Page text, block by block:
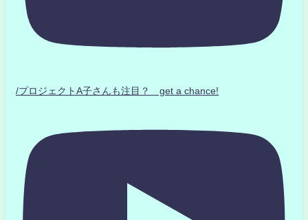
/プロジェクトA子さんも注目？ get a chance!